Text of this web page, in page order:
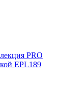
PRO
EPL189